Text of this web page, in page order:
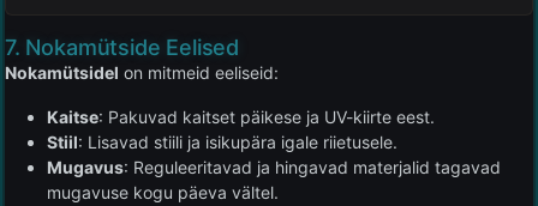
7. Nokamütside Eelised
Nokamütsidel on mitmeid eeliseid:
Kaitse: Pakuvad kaitset päikese ja UV-kiirte eest.
Stiil: Lisavad stiili ja isikupära igale riietusele.
Mugavus: Reguleeritavad ja hingavad materjalid tagavad
mugavuse kogu päeva vältel.